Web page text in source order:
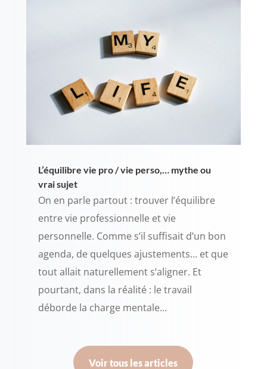
L’équilibre vie pro / vie perso,… mythe ou
vrai sujet
On en parle partout : trouver l’équilibre
entre vie professionnelle et vie
personnelle. Comme s’il suffisait d’un bon
agenda, de quelques ajustements… et que
tout allait naturellement s’aligner. Et
pourtant, dans la réalité : le travail
déborde la charge mentale...
Voir tous les articles